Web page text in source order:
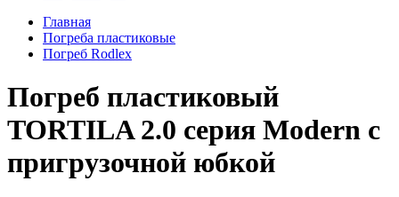
Главная
Погреба пластиковые
Погреб Rodlex
Погреб пластиковый
TORTILA 2.0 серия Modern с
пригрузочной юбкой